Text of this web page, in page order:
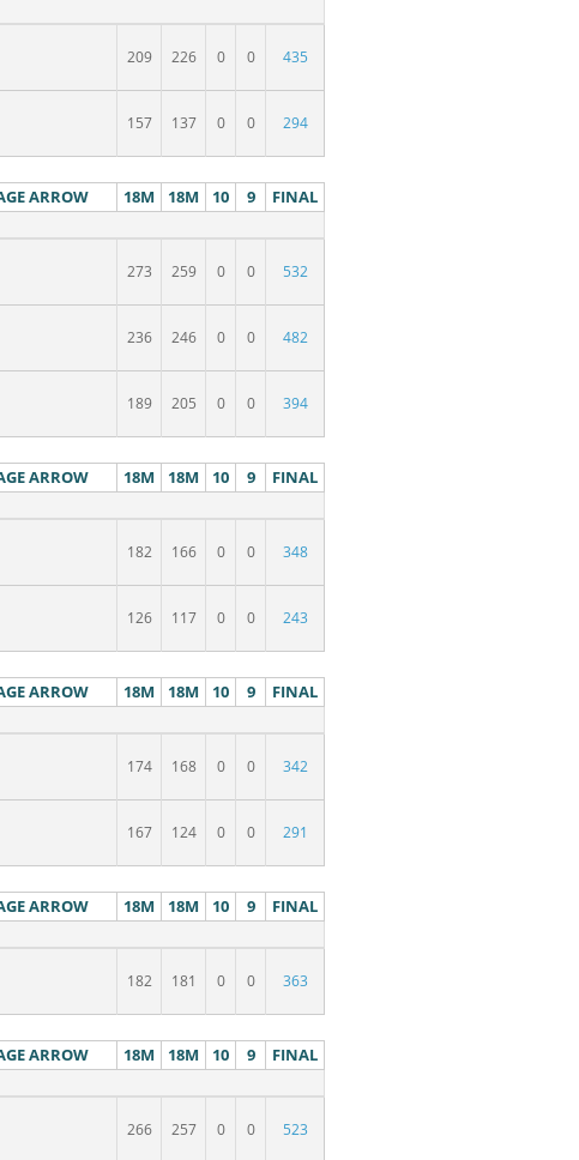
209 226 0 0 435
157 137 0 0 294
ARROW 18M 18M 10 9 FINAL
273 259 0 0 532
236 246 0 0 482
189 205 0 0 394
ARROW 18M 18M 10 9 FINAL
182 166 0 0 348
126 117 0 0 243
ARROW 18M 18M 10 9 FINAL
174 168 0 0 342
167 124 0 0 291
ARROW 18M 18M 10 9 FINAL
182 181 0 0 363
ARROW 18M 18M 10 9 FINAL
266 257 0 0 523